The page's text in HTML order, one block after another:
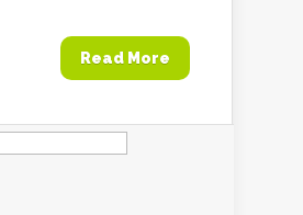
Read More